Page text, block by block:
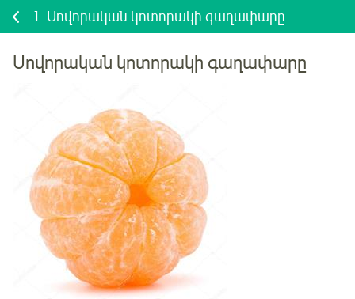
1. Սովորական կոտորակի գաղափարը
Սովորական կոտորակի գաղափարը